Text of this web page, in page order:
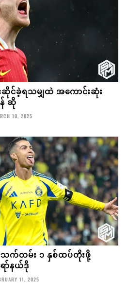
င်ခဲ့ရသမျှထဲ အကောင်းဆုံး
ဆို
10, 2025
သက်တမ်း ၁ နှစ်ထပ်တိုးဖို့
နယ်ဒို
11, 2025